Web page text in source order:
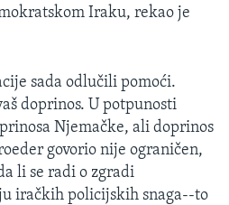
Iraku, rekao je
sada odlučili pomoći.
doprinos. U potpunosti
Njemačke, ali doprinos
govorio nije ograničen,
li se radi o zgradi
iračkih policijskih snaga--to